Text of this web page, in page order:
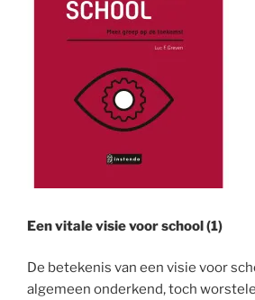
Een vitale visie voor school (1)
De betekenis van een visie voor
algemeen onderkend, toch